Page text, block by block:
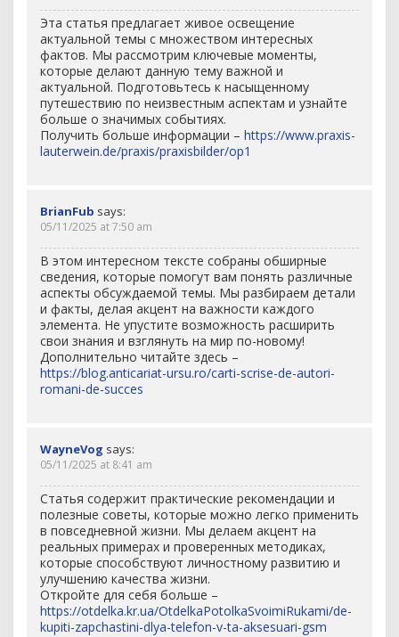
Эта статья предлагает живое освещение
актуальной темы с множеством интересных
фактов. Мы рассмотрим ключевые моменты,
которые делают данную тему важной и
актуальной. Подготовьтесь к насыщенному
путешествию по неизвестным аспектам и узнайте
больше о значимых событиях.
Получить больше информации – https://www.praxis-
lauterwein.de/praxis/praxisbilder/op1
BrianFub says:
05/11/2025 at 7:50 am
В этом интересном тексте собраны обширные
сведения, которые помогут вам понять различные
аспекты обсуждаемой темы. Мы разбираем детали
и факты, делая акцент на важности каждого
элемента. Не упустите возможность расширить
свои знания и взглянуть на мир по-новому!
Дополнительно читайте здесь –
https://blog.anticariat-ursu.ro/carti-scrise-de-autori-
romani-de-succes
WayneVog says:
05/11/2025 at 8:41 am
Статья содержит практические рекомендации и
полезные советы, которые можно легко применить
в повседневной жизни. Мы делаем акцент на
реальных примерах и проверенных методиках,
которые способствуют личностному развитию и
улучшению качества жизни.
Откройте для себя больше –
https://otdelka.kr.ua/OtdelkaPotolkaSvoimiRukami/de-
kupiti-zapchastini-dlya-telefon-v-ta-aksesuari-gsm